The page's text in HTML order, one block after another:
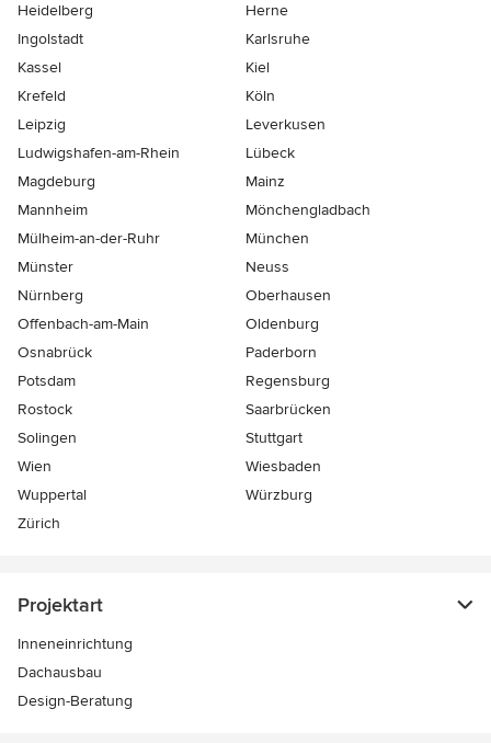
Heidelberg
Herne
Ingolstadt
Karlsruhe
Kassel
Kiel
Krefeld
Köln
Leipzig
Leverkusen
Ludwigshafen-am-Rhein
Lübeck
Magdeburg
Mainz
Mannheim
Mönchen­gladbach
Mülheim-an-der-Ruhr
München
Münster
Neuss
Nürnberg
Oberhausen
Offenbach-am-Main
Oldenburg
Osnabrück
Paderborn
Potsdam
Regensburg
Rostock
Saarbrücken
Solingen
Stuttgart
Wien
Wiesbaden
Wuppertal
Würzburg
Zürich
Projektart
Inneneinrichtung
Dachausbau
Design-Beratung